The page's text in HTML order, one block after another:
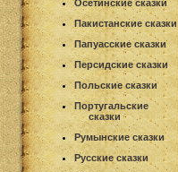
Осетинские сказки
Пакистанские сказки
Папуасские сказки
Персидские сказки
Польские сказки
Португальские
сказки
Румынские сказки
Русские сказки